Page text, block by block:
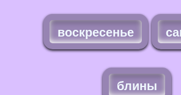
воскресенье
блины